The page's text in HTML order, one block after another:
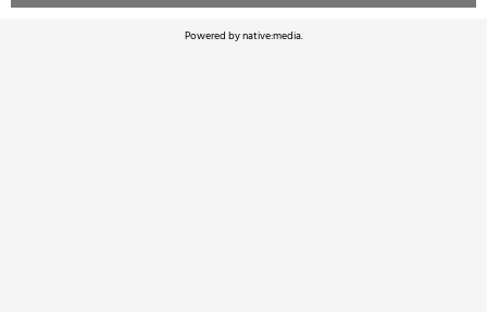
Powered bynative:media.